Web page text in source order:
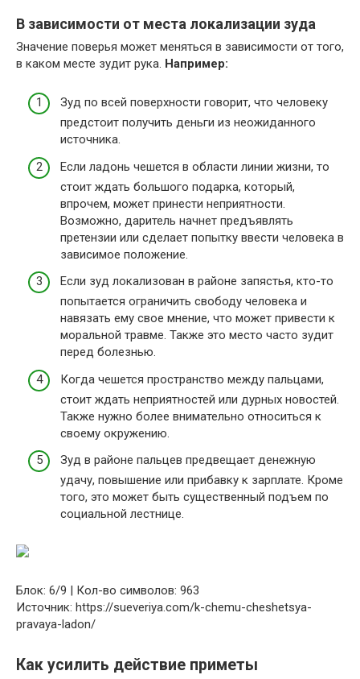
В зависимости от места локализации зуда
Значение поверья может меняться в зависимости от того,
в каком месте зудит рука. Например:
Зуд по всей поверхности говорит, что человеку
предстоит получить деньги из неожиданного
источника.
Если ладонь чешется в области линии жизни, то
стоит ждать большого подарка, который,
впрочем, может принести неприятности.
Возможно, даритель начнет предъявлять
претензии или сделает попытку ввести человека в
зависимое положение.
Если зуд локализован в районе запястья, кто-то
попытается ограничить свободу человека и
навязать ему свое мнение, что может привести к
моральной травме. Также это место часто зудит
перед болезнью.
Когда чешется пространство между пальцами,
стоит ждать неприятностей или дурных новостей.
Также нужно более внимательно относиться к
своему окружению.
Зуд в районе пальцев предвещает денежную
удачу, повышение или прибавку к зарплате. Кроме
того, это может быть существенный подъем по
социальной лестнице.
Блок: 6/9 | Кол-во символов: 963
Источник: https://sueveriya.com/k-chemu-cheshetsya-
pravaya-ladon/
Как усилить действие приметы